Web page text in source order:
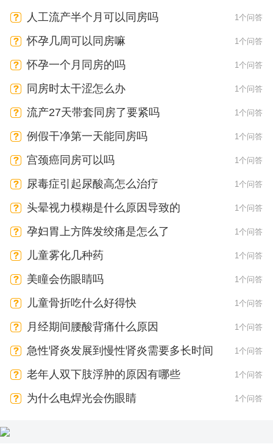
人工流产半个月可以同房吗 1个问答
怀孕几周可以同房嘛 1个问答
怀孕一个月同房的吗 1个问答
同房时太干涩怎么办 1个问答
流产27天带套同房了要紧吗 1个问答
例假干净第一天能同房吗 1个问答
宫颈癌同房可以吗 1个问答
尿毒症引起尿酸高怎么治疗 1个问答
头晕视力模糊是什么原因导致的 1个问答
孕妇胃上方阵发绞痛是怎么了 1个问答
儿童雾化几种药 1个问答
美瞳会伤眼睛吗 1个问答
儿童骨折吃什么好得快 1个问答
月经期间腰酸背痛什么原因 1个问答
急性肾炎发展到慢性肾炎需要多长时间 1个问答
老年人双下肢浮肿的原因有哪些 1个问答
为什么电焊光会伤眼睛 1个问答